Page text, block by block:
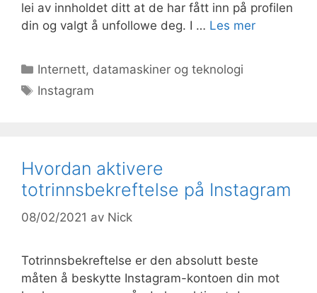
lei av innholdet ditt at de har fått inn på profilen
din og valgt å unfollowe deg. I … Les mer
Kategorier
Internett, datamaskiner og teknologi
Stikkord
Instagram
Hvordan aktivere
totrinnsbekreftelse på Instagram
08/02/2021 av Nick
Totrinnsbekreftelse er den absolutt beste
måten å beskytte Instagram-kontoen din mot